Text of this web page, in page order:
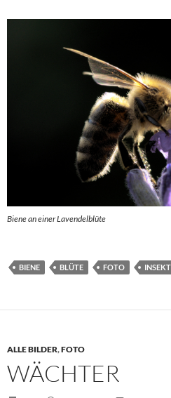
Biene an einer Lavendelblüte
BIENE BLÜTE FOTO
ALLE BILDER,FOTO
WÄCHTER